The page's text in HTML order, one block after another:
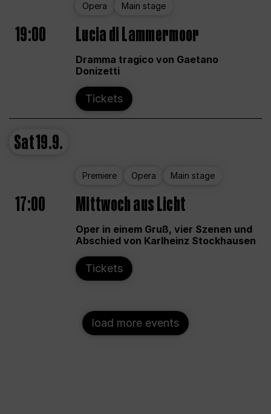
Opera Main stage
19:00 Lucia di Lammermoor
Dramma tragico von Gaetano
Donizetti
Tickets
Sat19.9.
Premiere Opera Main stage
17:00 Mittwoch aus Licht
Oper in einem Gruß, vier Szenen und
Abschied von Karlheinz Stockhausen
Tickets
load more events